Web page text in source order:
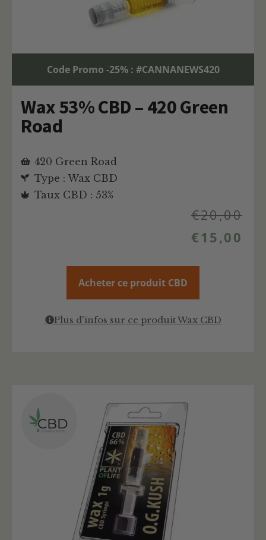
Code Promo -25% : #CANNANEWS420
Wax 53% CBD – 420 Green
Road
420 Green Road
Type : Wax CBD
Taux CBD : 53%
€20,00
€ 15,00
Acheter ce produit CBD
Plus d'infos sur ce produit Wax CBD